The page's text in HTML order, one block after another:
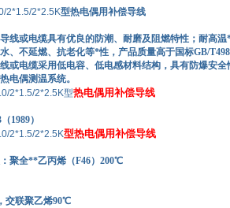
2*1.5/2*2.5K型热电偶用补偿导线
线或电缆具有优良的防潮、耐磨及阻燃特性；耐高
、不延燃、抗老化等*性，产品质量高于国标GB/
或电缆采用低电容、低电感材料结构，具有防爆安
电偶测温系统。
2*1.5/2*2.5K型热电偶用补偿导线
）
2*1.5/2*2.5K型热电偶用补偿导线
全**乙丙烯（F46）200℃
联聚乙烯90℃